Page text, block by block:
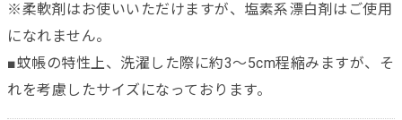
※柔軟剤はお使いいただけますが、塩素系漂白剤はご使用
になれません。
■蚊帳の特性上、洗濯した際に約3～5cm程縮みますが、そ
れを考慮したサイズになっております。